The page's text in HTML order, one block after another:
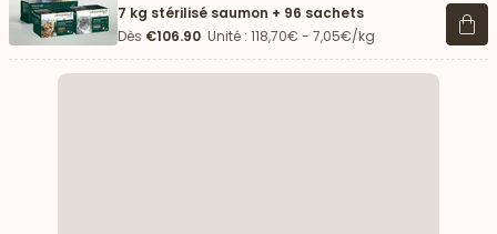
7 kg stérilisé saumon + 96 sachets
Dès €106.90 Unité : 118,70€ - 7,05€/kg Voir